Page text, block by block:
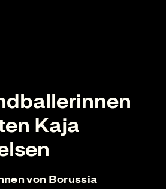
Kaja
von Borussia